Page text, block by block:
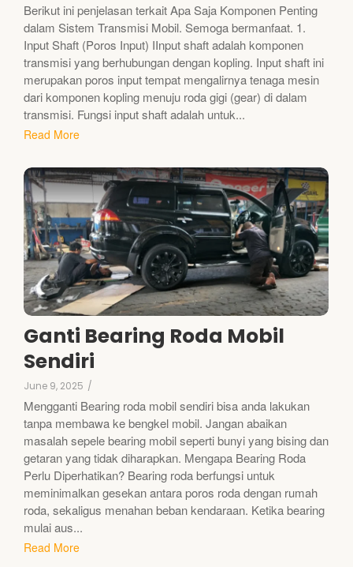
Berikut ini penjelasan terkait Apa Saja Komponen Penting
dalam Sistem Transmisi Mobil. Semoga bermanfaat. 1.
Input Shaft (Poros Input) IInput shaft adalah komponen
transmisi yang berhubungan dengan kopling. Input shaft ini
merupakan poros input tempat mengalirnya tenaga mesin
dari komponen kopling menuju roda gigi (gear) di dalam
transmisi. Fungsi input shaft adalah untuk...
Read More
Ganti Bearing Roda Mobil
Sendiri
June 9, 2025 /
Mengganti Bearing roda mobil sendiri bisa anda lakukan
tanpa membawa ke bengkel mobil. Jangan abaikan
masalah sepele bearing mobil seperti bunyi yang bising dan
getaran yang tidak diharapkan. Mengapa Bearing Roda
Perlu Diperhatikan? Bearing roda berfungsi untuk
meminimalkan gesekan antara poros roda dengan rumah
roda, sekaligus menahan beban kendaraan. Ketika bearing
mulai aus...
Read More